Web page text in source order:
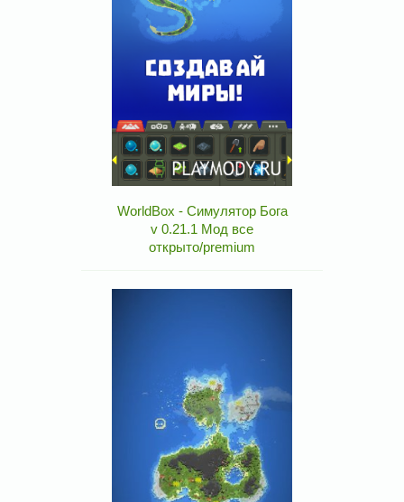
WorldBox - Симулятор Бога
v 0.21.1 Мод все
открыто/premium